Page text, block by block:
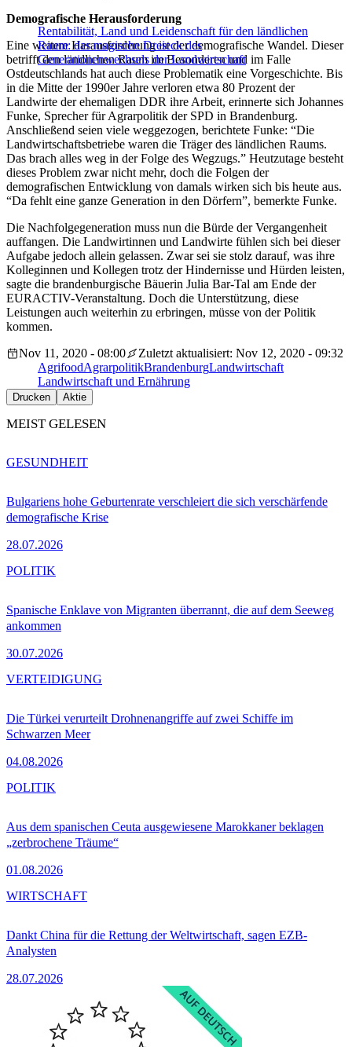
Rentabilität, Land und Leidenschaft für den ländlichen
Raum: das magische Dreieck des
Generationenwechsels der Landwirtschaft
Demografische Herausforderung
Eine weitere Herausforderung ist der demografische Wandel. Dieser
betrifft den ländlichen Raum im Besonderen und im Falle
Ostdeutschlands hat auch diese Problematik eine Vorgeschichte. Bis
in die Mitte der 1990er Jahre verloren etwa 80 Prozent der
Landwirte der ehemaligen DDR ihre Arbeit, erinnerte sich Johannes
Funke, Sprecher für Agrarpolitik der SPD in Brandenburg.
Anschließend seien viele weggezogen, berichtete Funke: “Die
Landwirtschaftsbetriebe waren die Träger des ländlichen Raums.
Das brach alles weg in der Folge des Wegzugs.” Heutzutage besteht
dieses Problem zwar nicht mehr, doch die Folgen der
demografischen Entwicklung von damals wirken sich bis heute aus.
“Da fehlt eine ganze Generation in den Dörfern”, bemerkte Funke.
Die Nachfolgegeneration muss nun die Bürde der Vergangenheit
auffangen. Die Landwirtinnen und Landwirte fühlen sich bei dieser
Aufgabe jedoch allein gelassen. Zwar sei sie stolz darauf, was ihre
Kolleginnen und Kollegen trotz der Hindernisse und Hürden leisten,
sagte die brandenburgische Bäuerin Julia Bar-Tal am Ende der
EURACTIV-Veranstaltung. Doch die Unterstützung, diese
Leistungen auch weiterhin zu erbringen, müsse von der Politik
kommen.
Nov 11, 2020 - 08:00
Zuletzt aktualisiert: Nov 12, 2020 - 09:32
AgrifoodAgrarpolitikBrandenburgLandwirtschaft
Landwirtschaft und Ernährung
Drucken Aktie
MEIST GELESEN
Bulgariens hohe Geburtenrate verschleiert die sich verschärfende
demografische Krise
28.07.2026
GESUNDHEIT
Spanische Enklave von Migranten überrannt, die auf dem Seeweg
ankommen
30.07.2026
POLITIK
Die Türkei verurteilt Drohnenangriffe auf zwei Schiffe im
Schwarzen Meer
04.08.2026
VERTEIDIGUNG
Aus dem spanischen Ceuta ausgewiesene Marokkaner beklagen
„zerbrochene Träume“
01.08.2026
POLITIK
Dankt China für die Rettung der Weltwirtschaft, sagen EZB-
Analysten
28.07.2026
WIRTSCHAFT